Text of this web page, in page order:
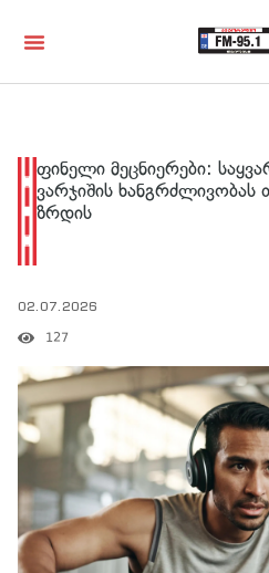
ფინელი მეცნიერები:
ვარჯიშის
ზრდის
02.07.2026
127